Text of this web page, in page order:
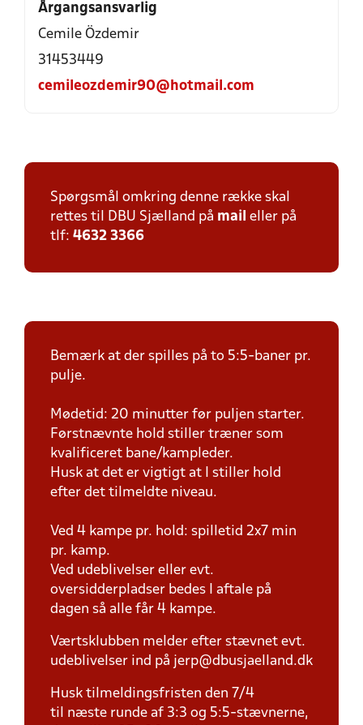
Årgangsansvarlig
Cemile Özdemir
31453449
cemileozdemir90@hotmail.com
Spørgsmål omkring denne række skal
rettes til DBU Sjælland på mail eller på
tlf: 4632 3366
Bemærk at der spilles på to 5:5-baner pr.
pulje.
Mødetid: 20 minutter før puljen starter.
Førstnævnte hold stiller træner som
kvalificeret bane/kampleder.
Husk at det er vigtigt at I stiller hold
efter det tilmeldte niveau.
Ved 4 kampe pr. hold: spilletid 2x7 min
pr. kamp.
Ved udeblivelser eller evt.
oversidderpladser bedes I aftale på
dagen så alle får 4 kampe.
Værtsklubben melder efter stævnet evt.
udeblivelser ind på jerp@dbusjaelland.dk
Husk tilmeldingsfristen den 7/4
til næste runde af 3:3 og 5:5-stævnerne,